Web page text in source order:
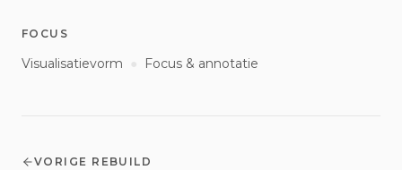
FOCUS
Visualisatievorm Focus & annotatie
VORIGE REBUILD